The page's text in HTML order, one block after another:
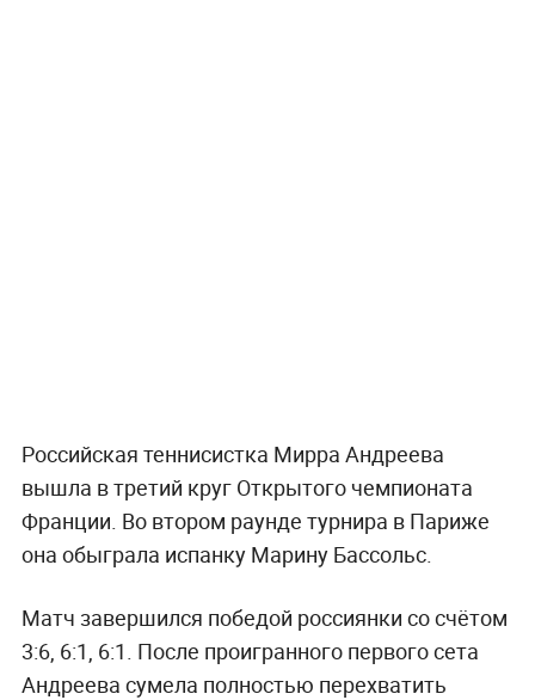
Российская теннисистка Мирра Андреева
вышла в третий круг Открытого чемпионата
Франции. Во втором раунде турнира в Париже
она обыграла испанку Марину Бассольс.
Матч завершился победой россиянки со счётом
3:6, 6:1, 6:1. После проигранного первого сета
Андреева сумела полностью перехватить